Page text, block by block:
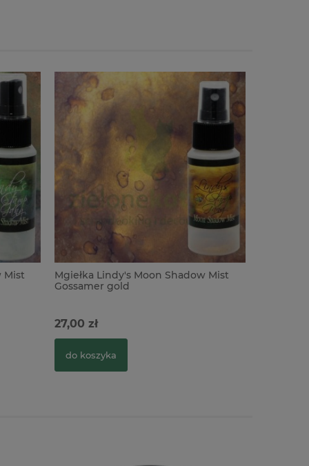
Mist
Mgiełka Lindy's Moon Shadow Mist
Gossamer gold
27,00 zł
do koszyka